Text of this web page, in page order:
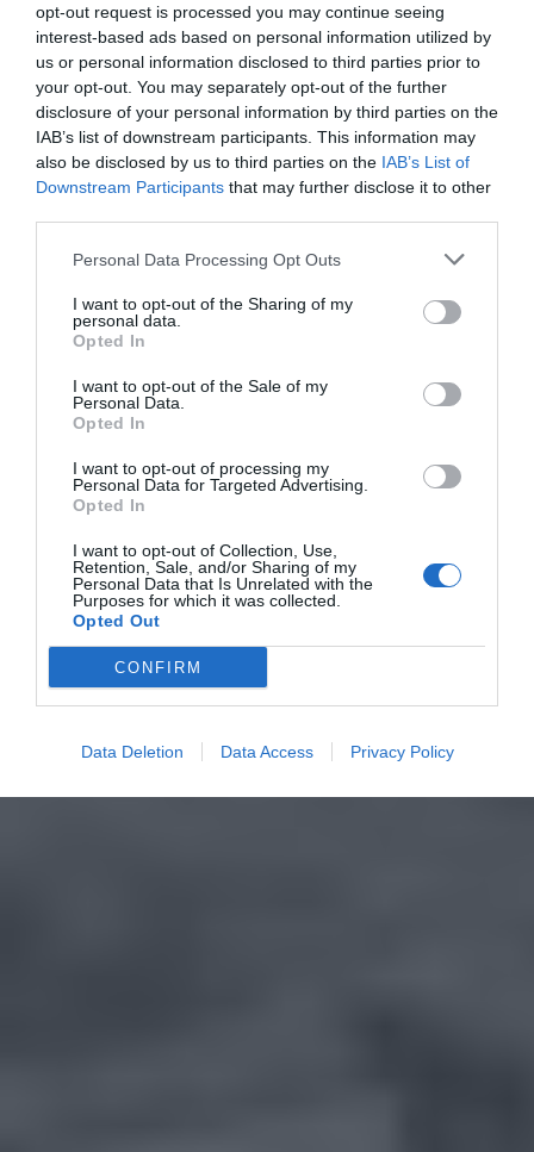
opt-out request is processed you may continue seeing
interest-based ads based on personal information utilized by
us or personal information disclosed to third parties prior to
your opt-out. You may separately opt-out of the further
disclosure of your personal information by third parties on the
IAB’s list of downstream participants. This information may
also be disclosed by us to third parties on the IAB’s List of
Downstream Participants that may further disclose it to other
Personal Data Processing Opt Outs
I want to opt-out of the Sharing of my
personal data.
Opted In
I want to opt-out of the Sale of my
Personal Data.
Opted In
I want to opt-out of processing my
Personal Data for Targeted Advertising.
Opted In
I want to opt-out of Collection, Use,
Retention, Sale, and/or Sharing of my
Personal Data that Is Unrelated with the
Purposes for which it was collected.
Opted Out
CONFIRM
Data Deletion Data Access Privacy Policy